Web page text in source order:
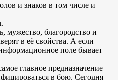
и знаков в том числе и
мужество, благородство и
в её свойства. А если
поле бывает
главное предназначение
в бою. Сегодня